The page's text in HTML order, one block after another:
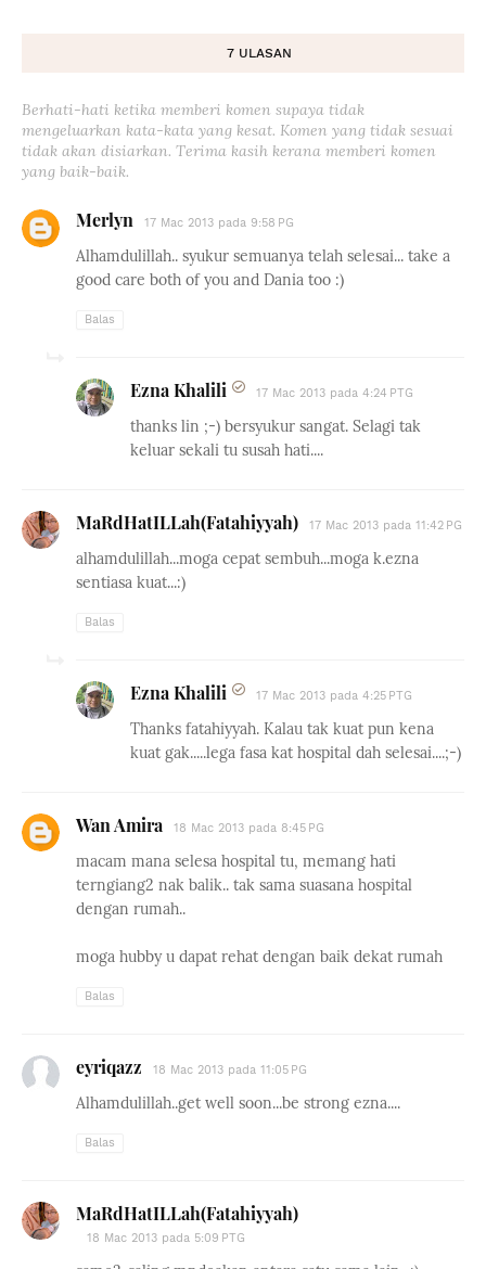
7 ULASAN
Berhati-hati ketika memberi komen supaya tidak
mengeluarkan kata-kata yang kesat. Komen yang tidak sesuai
tidak akan disiarkan. Terima kasih kerana memberi komen
yang baik-baik.
Merlyn 17 Mac 2013 pada 9:58 PG
Alhamdulillah.. syukur semuanya telah selesai... take a
good care both of you and Dania too :)
Balas
Ezna Khalili 17 Mac 2013 pada 4:24 PTG
thanks lin ;-) bersyukur sangat. Selagi tak
keluar sekali tu susah hati....
MaRdHatILLah(Fatahiyyah) 17 Mac 2013 pada 11:42 PG
alhamdulillah...moga cepat sembuh...moga k.ezna
sentiasa kuat...:)
Balas
Ezna Khalili 17 Mac 2013 pada 4:25 PTG
Thanks fatahiyyah. Kalau tak kuat pun kena
kuat gak.....lega fasa kat hospital dah selesai....;-)
Wan Amira 18 Mac 2013 pada 8:45 PG
macam mana selesa hospital tu, memang hati
terngiang2 nak balik.. tak sama suasana hospital
dengan rumah..
moga hubby u dapat rehat dengan baik dekat rumah
Balas
eyriqazz 18 Mac 2013 pada 11:05 PG
Alhamdulillah..get well soon...be strong ezna....
Balas
MaRdHatILLah(Fatahiyyah)
18 Mac 2013 pada 5:09 PTG